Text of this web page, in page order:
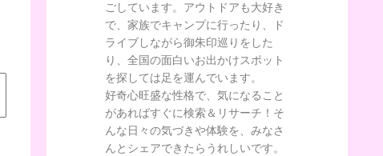
ごしています。アウトドアも大好き
で、家族でキャンプに行ったり、ド
ライブしながら御朱印巡りをした
り、全国の面白いお出かけスポット
を探しては足を運んでいます。
好奇心旺盛な性格で、気になること
があればすぐに検索＆リサーチ！そ
んな日々の気づきや体験を、みなさ
んとシェアできたらうれしいです。